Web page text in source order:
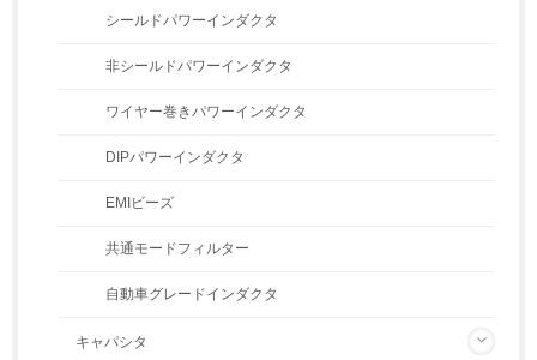
シールドパワーインダクタ
非シールドパワーインダクタ
ワイヤー巻きパワーインダクタ
DIPパワーインダクタ
EMIビーズ
共通モードフィルター
自動車グレードインダクタ
キャパシタ